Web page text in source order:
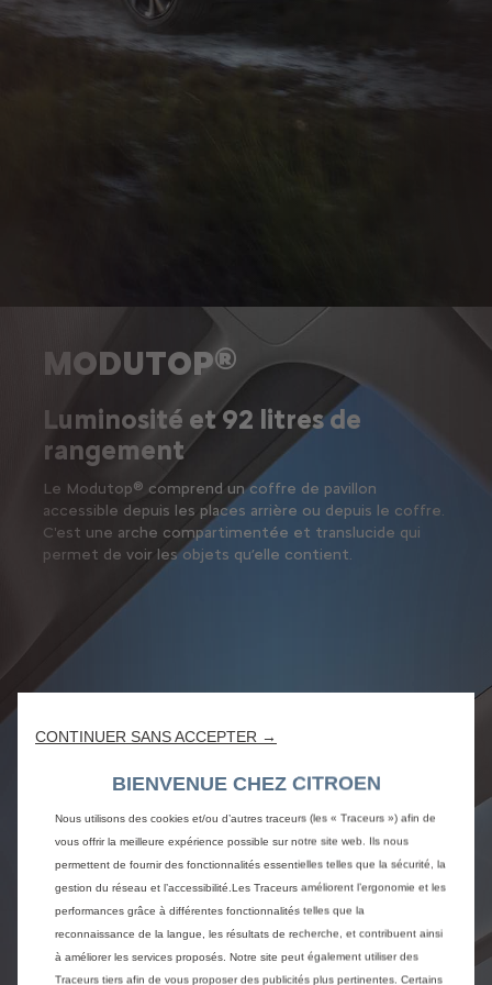
MODUTOP®
Luminosité et 92 litres de
rangement
Le Modutop® comprend un coffre de pavillon
accessible depuis les places arrière ou depuis le coffre.
C'est une arche compartimentée et translucide qui
permet de voir les objets qu’elle contient.
CONTINUER SANS ACCEPTER →
BIENVENUE CHEZ CITROEN
Nous utilisons des cookies et/ou d’autres traceurs (les « Traceurs ») afin de
vous offrir la meilleure expérience possible sur notre site web. Ils nous
permettent de fournir des fonctionnalités essentielles telles que la sécurité, la
gestion du réseau et l’accessibilité.Les Traceurs améliorent l’ergonomie et les
performances grâce à différentes fonctionnalités telles que la
reconnaissance de la langue, les résultats de recherche, et contribuent ainsi
à améliorer les services proposés. Notre site peut également utiliser des
Traceurs tiers afin de vous proposer des publicités plus pertinentes. Certains